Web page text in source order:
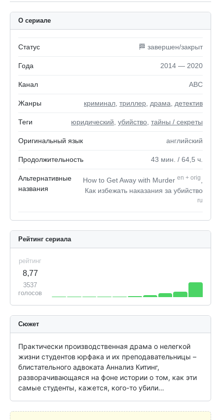
О сериале
Статус 🏁 завершен/закрыт
Года 2014 — 2020
Канал ABC
Жанры криминал триллер драма детектив
Теги юридический убийство тайны / секреты
Оригинальный язык английский
Продолжительность 43 мин. / 64,5 ч.
Альтернативные
названия
How to Get Away with Murder en + orig
Как избежать наказания за убийство
ru
Рейтинг сериала
рейтинг
8,77
3537
голосов
Сюжет
Практически производственная драма о нелегкой
жизни студентов юрфака и их преподавательницы –
блистательного адвоката Аннализ Китинг,
разворачивающаяся на фоне истории о том, как эти
самые студенты, кажется, кого-то убили…